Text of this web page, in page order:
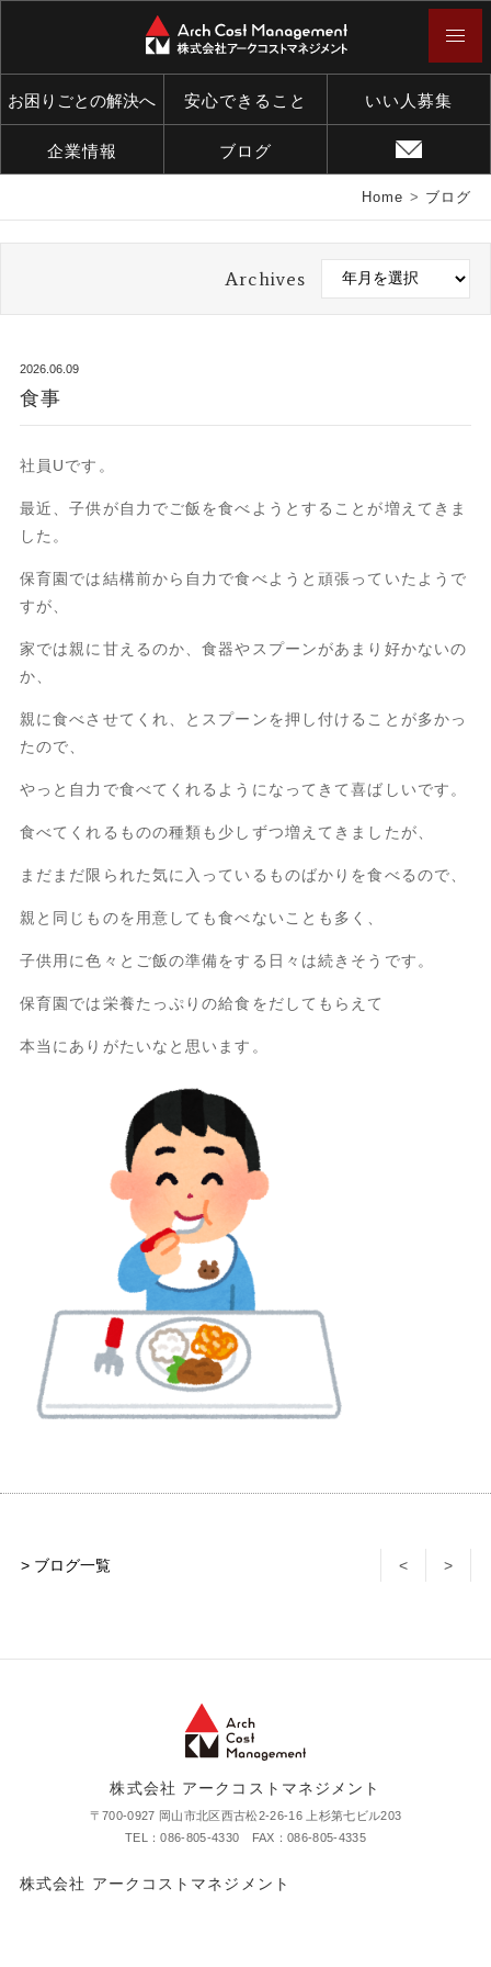
お困りごとの解決へ 安心できること いい人募集
企業情報 ブログ
Home > ブログ
Archives
2026.06.09
食事
社員Uです。
最近、子供が自力でご飯を食べようとすることが増えてきま
した。
保育園では結構前から自力で食べようと頑張っていたようで
すが、
家では親に甘えるのか、食器やスプーンがあまり好かないの
か、
親に食べさせてくれ、とスプーンを押し付けることが多かっ
たので、
やっと自力で食べてくれるようになってきて喜ばしいです。
食べてくれるものの種類も少しずつ増えてきましたが、
まだまだ限られた気に入っているものばかりを食べるので、
親と同じものを用意しても食べないことも多く、
子供用に色々とご飯の準備をする日々は続きそうです。
保育園では栄養たっぷりの給食をだしてもらえて
本当にありがたいなと思います。
> ブログ一覧 < >
株式会社 アークコストマネジメント
〒700-0927 岡山市北区西古松2-26-16 上杉第七ビル203
TEL：086-805-4330 FAX：086-805-4335
株式会社 アークコストマネジメント